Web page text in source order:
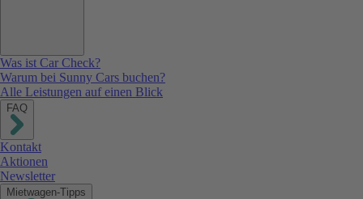
Was ist Car Check?
Warum bei Sunny Cars buchen?
Alle Leistungen auf einen Blick
FAQ
Kontakt
Aktionen
Newsletter
Mietwagen-Tipps